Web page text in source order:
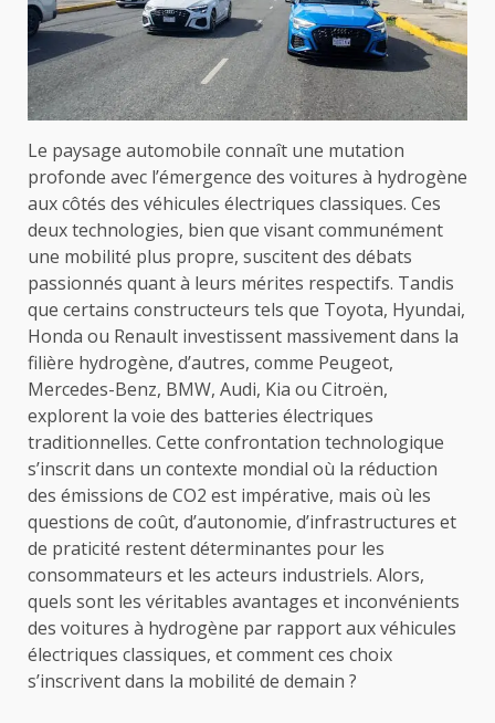
Le paysage automobile connaît une mutation
profonde avec l’émergence des voitures à hydrogène
aux côtés des véhicules électriques classiques. Ces
deux technologies, bien que visant communément
une mobilité plus propre, suscitent des débats
passionnés quant à leurs mérites respectifs. Tandis
que certains constructeurs tels que Toyota, Hyundai,
Honda ou Renault investissent massivement dans la
filière hydrogène, d’autres, comme Peugeot,
Mercedes-Benz, BMW, Audi, Kia ou Citroën,
explorent la voie des batteries électriques
traditionnelles. Cette confrontation technologique
s’inscrit dans un contexte mondial où la réduction
des émissions de CO2 est impérative, mais où les
questions de coût, d’autonomie, d’infrastructures et
de praticité restent déterminantes pour les
consommateurs et les acteurs industriels. Alors,
quels sont les véritables avantages et inconvénients
des voitures à hydrogène par rapport aux véhicules
électriques classiques, et comment ces choix
s’inscrivent dans la mobilité de demain ?